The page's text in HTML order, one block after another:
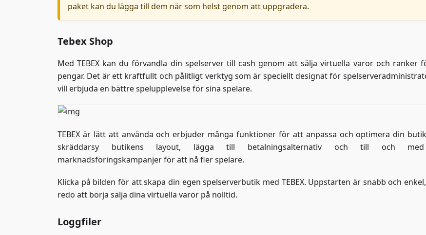
paket kan du lägga till dem när som helst genom att uppgradera.
Tebex Shop
Med TEBEX kan du förvandla din spelserver till cash genom att sälja virtuella varor och ranker
pengar. Det är ett kraftfullt och pålitligt verktyg som är speciellt designat för
vill erbjuda en bättre spelupplevelse för sina spelare.
TEBEX är lätt att använda och erbjuder många funktioner för att anpassa och optimera din
skräddarsy butikens layout, lägga till betalningsalternativ och till och
marknadsföringskampanjer för att nå fler spelare.
Klicka på bilden för att skapa din egen spelserverbutik med TEBEX. Uppstarten är snabb och
redo att börja sälja dina virtuella varor på nolltid.
Loggfiler